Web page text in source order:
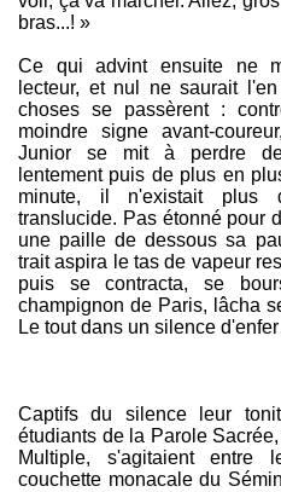
bras...! »
Ce qui advint ensuite ne
lecteur, et nul ne saurait
choses se passèrent :
moindre signe avant-
Junior se mit à perdre
lentement puis de plus en
minute, il n'existait plus
translucide. Pas étonné pour
une paille de dessous sa
trait aspira le tas de vapeur
puis se contracta, se
champignon de Paris, lâcha
Le tout dans un silence
Captifs du silence leur
étudiants de la Parole
Multiple, s'agitaient
couchette monacale du